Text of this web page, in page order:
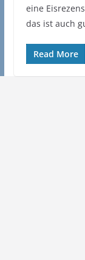
eine
das ist auch
Read More